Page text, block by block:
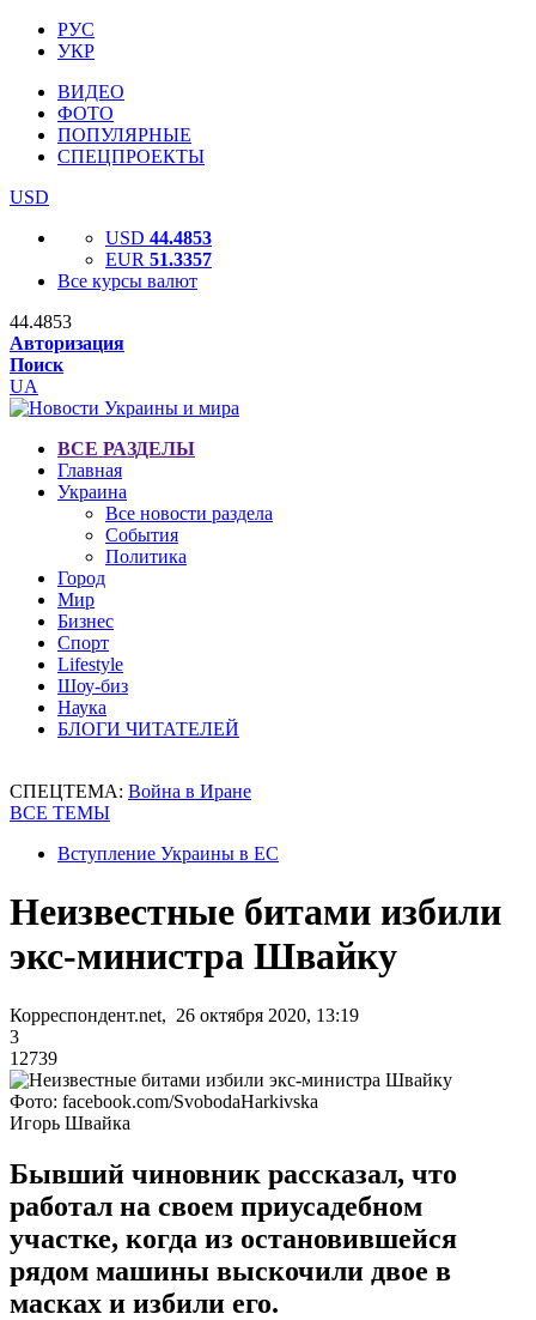
РУС
УКР
ВИДЕО
ФОТО
ПОПУЛЯРНЫЕ
СПЕЦПРОЕКТЫ
USD
USD 44.4853
EUR 51.3357
Все курсы валют
44.4853
Авторизация
Поиск
UA
ВСЕ РАЗДЕЛЫ
Главная
Украина
Все новости раздела
События
Политика
Город
Мир
Бизнес
Спорт
Lifestyle
Шоу-биз
Наука
БЛОГИ ЧИТАТЕЛЕЙ
СПЕЦТЕМА: Война в Иране
ВСЕ ТЕМЫ
Вступление Украины в ЕС
Неизвестные битами избили
экс-министра Швайку
Корреспондент.net, 26 октября 2020, 13:19
3
12739
Фото: facebook.com/SvobodaHarkivska
Игорь Швайка
Бывший чиновник рассказал, что
работал на своем приусадебном
участке, когда из остановившейся
рядом машины выскочили двое в
масках и избили его.